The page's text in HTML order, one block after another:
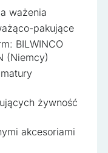
ważenia
pakujące
BILWINCO
(Niemcy)
żywność
akcesoriami